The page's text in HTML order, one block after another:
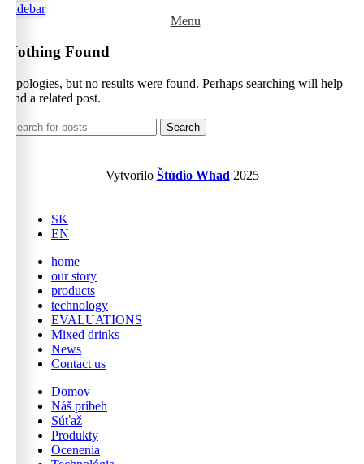
Menu
Nothing Found
Apologies, but no results were found. Perhaps searching will help
find a related post.
Search
Vytvorilo Štúdio Whad 2025
SK
EN
home
our story
products
technology
EVALUATIONS
Mixed drinks
News
Contact us
Domov
Náš príbeh
Súťaž
Produkty
Ocenenia
Sidebar